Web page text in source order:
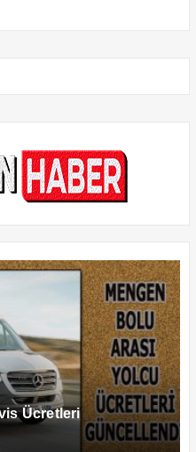
Ücretleri